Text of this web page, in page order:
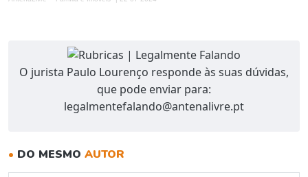
O jurista Paulo Lourenço responde às suas dúvidas,
que pode enviar para:
legalmentefalando@antenalivre.pt
• DO MESMO AUTOR